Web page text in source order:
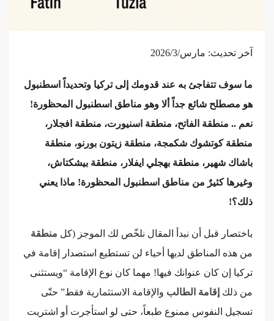
آخر تحديث: مارس/2026/3
ما سوف تتفاجئ به عند قدومك إلى تركيا وتحديداً اسطنبول
هو مصطلح شائع جداً ألا وهو مناطق اسطنبول المحظورة!
نعم .. منطقة الفاتح، منطقة اسنيورت، منطقة افجلار،
منطقة كوتشوك شكمجة، منطقة زيتون بورنو، منطقة
باشاك شهير، منطقة بهجلي ايفلار، منطقة بيشكتاش،
وغيرها كثيرٌ من مناطق اسطنبول المحظورة! ماذا يعني
ذلك؟!
باختصار قبل أن نبدأ المقال نلخّص لك الموجز (كل منطقة
من هذه المناطق لديها أحياء لن تستطيع استصدار إقامة في
تركيا إن كان عنوانك فيها! مهما كان نوع الإقامة “ويستثنى
من ذلك إقامة الطالب والإقامة الاستثمارية فقط” حتّى
تسجيل النفوس ممنوع طبعاً، حتى لو استأجرت أو اشتريت